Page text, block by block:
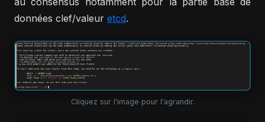
données clef/valeur etcd.
Cliquez sur l'image pour l'agrandir.